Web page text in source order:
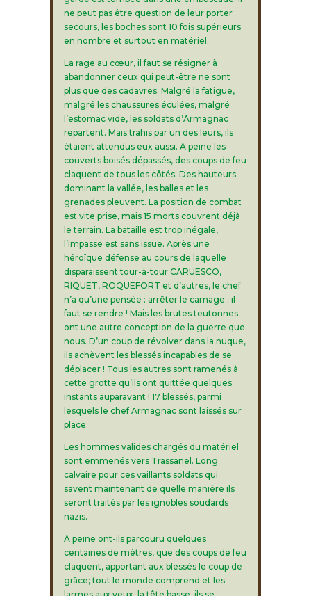
ne peut pas être question de leur porter
secours, les boches sont 10 fois supérieurs
en nombre et surtout en matériel.
La rage au cœur, il faut se résigner à
abandonner ceux qui peut-être ne sont
plus que des cadavres. Malgré la fatigue,
malgré les chaussures éculées, malgré
l’estomac vide, les soldats d’Armagnac
repartent. Mais trahis par un des leurs, ils
étaient attendus eux aussi. A peine les
couverts boisés dépassés, des coups de feu
claquent de tous les côtés. Des hauteurs
dominant la vallée, les balles et les
grenades pleuvent. La position de combat
est vite prise, mais 15 morts couvrent déjà
le terrain. La bataille est trop inégale,
l’impasse est sans issue. Après une
héroïque défense au cours de laquelle
disparaissent tour-à-tour CARUESCO,
RIQUET, ROQUEFORT et d’autres, le chef
n’a qu’une pensée : arrêter le carnage : il
faut se rendre ! Mais les brutes teutonnes
ont une autre conception de la guerre que
nous. D’un coup de révolver dans la nuque,
ils achèvent les blessés incapables de se
déplacer ! Tous les autres sont ramenés à
cette grotte qu’ils ont quittée quelques
instants auparavant ! 17 blessés, parmi
lesquels le chef Armagnac sont laissés sur
place.
Les hommes valides chargés du matériel
sont emmenés vers Trassanel. Long
calvaire pour ces vaillants soldats qui
savent maintenant de quelle manière ils
seront traités par les ignobles soudards
nazis.
A peine ont-ils parcouru quelques
centaines de mètres, que des coups de feu
claquent, apportant aux blessés le coup de
grâce; tout le monde comprend et les